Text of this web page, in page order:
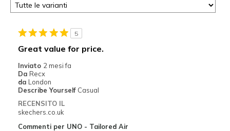
5
Great value for price.
Inviato 2 mesi fa
Da Recx
da London
Describe Yourself Casual
RECENSITO IL
skechers.co.uk
Commenti per UNO - Tailored Air